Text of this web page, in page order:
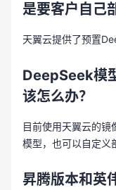
是要客户自己
天翼云提供了预置
DeepSeek模
该怎么办？
目前使用天翼云的镜
模型，也可以自定义
昇腾版本和英